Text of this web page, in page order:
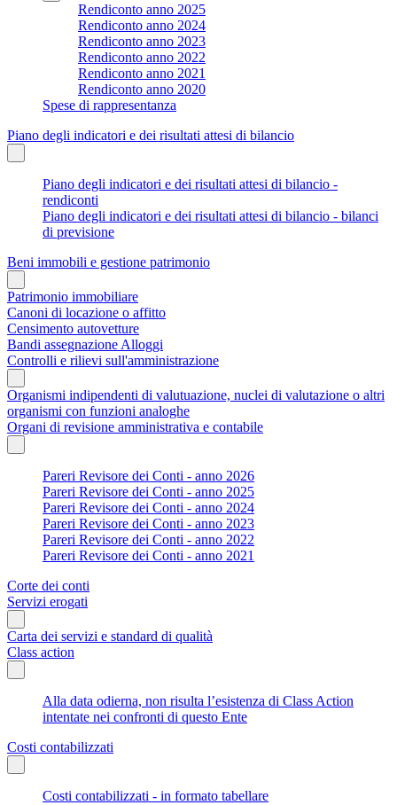
Rendiconto anno 2025
Rendiconto anno 2024
Rendiconto anno 2023
Rendiconto anno 2022
Rendiconto anno 2021
Rendiconto anno 2020
Spese di rappresentanza
Piano degli indicatori e dei risultati attesi di bilancio
Piano degli indicatori e dei risultati attesi di bilancio -
rendiconti
Piano degli indicatori e dei risultati attesi di bilancio - bilanci
di previsione
Beni immobili e gestione patrimonio
Patrimonio immobiliare
Canoni di locazione o affitto
Censimento autovetture
Bandi assegnazione Alloggi
Controlli e rilievi sull'amministrazione
Organismi indipendenti di valutuazione, nuclei di valutazione o altri
organismi con funzioni analoghe
Organi di revisione amministrativa e contabile
Pareri Revisore dei Conti - anno 2026
Pareri Revisore dei Conti - anno 2025
Pareri Revisore dei Conti - anno 2024
Pareri Revisore dei Conti - anno 2023
Pareri Revisore dei Conti - anno 2022
Pareri Revisore dei Conti - anno 2021
Corte dei conti
Servizi erogati
Carta dei servizi e standard di qualità
Class action
Alla data odierna, non risulta l’esistenza di Class Action
intentate nei confronti di questo Ente
Costi contabilizzati
Costi contabilizzati - in formato tabellare